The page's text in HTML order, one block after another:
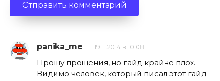
panika_me 19.11.2014 в 10:08
Прошу прощения, но гайд крайне плох.
Видимо человек, который писал этот гайд